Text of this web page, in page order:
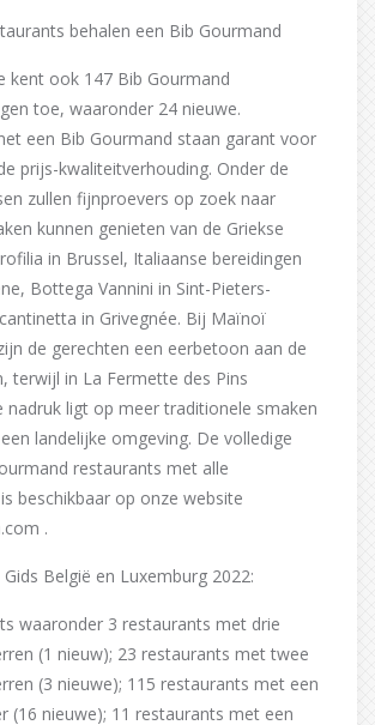
behalen een Bib Gourmand
kent ook 147 Bib Gourmand
toe, waaronder 24 nieuwe.
een Bib Gourmand staan garant voor
prijs-kwaliteitverhouding. Onder de
zullen fijnproevers op zoek naar
kunnen genieten van de Griekse
in Brussel, Italiaanse bereidingen
Bottega Vannini in Sint-Pieters-
in Grivegnée. Bij Maïnoï
de gerechten een eerbetoon aan de
terwijl in La Fermette des Pins
nadruk ligt op meer traditionele smaken
landelijke omgeving. De volledige
restaurants met alle
beschikbaar op onze website
.
België en Luxemburg 2022:
waaronder 3 restaurants met drie
(1 nieuw); 23 restaurants met twee
(3 nieuwe); 115 restaurants met een
(16 nieuwe); 11 restaurants met een